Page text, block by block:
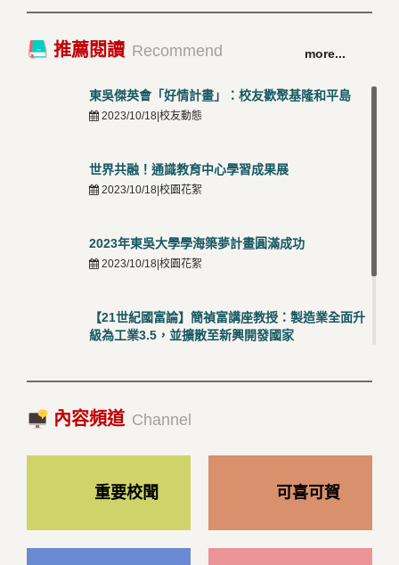
TOP
卓越永續校園 東吳大學連奪 ISO 14001、45001 及
50001三大國際驗證殊榮
推薦閱讀 Recommend more...
東吳傑英會「好情計畫」：校友歡聚基隆和平島
2023/10/18|校友動態
世界共融！通識教育中心學習成果展
2023/10/18|校園花絮
2023年東吳大學學海築夢計畫圓滿成功
2023/10/18|校園花絮
【21世紀國富論】簡禎富講座教授：製造業全面升
級為工業3.5，並擴散至新興開發國家
2023/10/18|推薦閱讀
內容頻道 Channel
重要校聞 可喜可賀